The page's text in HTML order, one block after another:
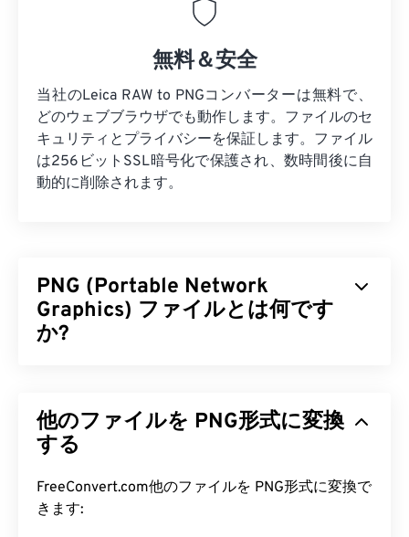
無料＆安全
当社のLeica RAW to PNGコンバーターは無料で、
どのウェブブラウザでも動作します。ファイルのセ
キュリティとプライバシーを保証します。ファイル
は256ビットSSL暗号化で保護され、数時間後に自
動的に削除されます。
PNG (Portable Network
Graphics) ファイルとは何です
か?
ースのファイル形式です。PNG画像はRGBまたは
RGBAカラーに対応し、透過性もサポートしている
す。PNGは、より透過性の高いアニメーションもサ
ポートしています（
他のファイルを PNG形式に変換
する
FreeConvert.com他のファイルを PNG形式に変換で
きます: